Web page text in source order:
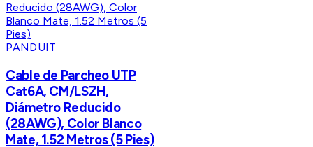
PANDUIT
Cable de Parcheo UTP
Cat6A, CM/LSZH,
Diámetro Reducido
(28AWG), Color Blanco
Mate, 1.52 Metros (5 Pies)